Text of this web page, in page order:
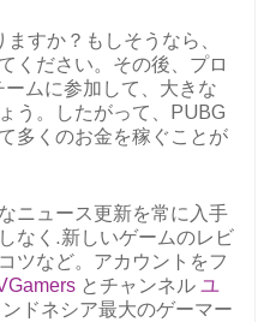
すか？もしそうなら、
ください。その後、プロ
ムに参加して、大きな
う。したがって、PUBG
多くのお金を稼ぐことが
ニュース更新を常に入手
なく.新しいゲームのレビ
ツなど。アカウントをフ
とチャンネル ユ
ドネシア最大のゲーマー